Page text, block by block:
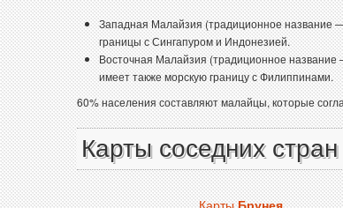
Западная Малайзия (традиционное название
границы с Сингапуром и Индонезией.
Восточная Малайзия (традиционное название
имеет также морскую границу с Филиппинами.
60% населения составляют малайцы, которые
Карты соседних
КартыБрунея